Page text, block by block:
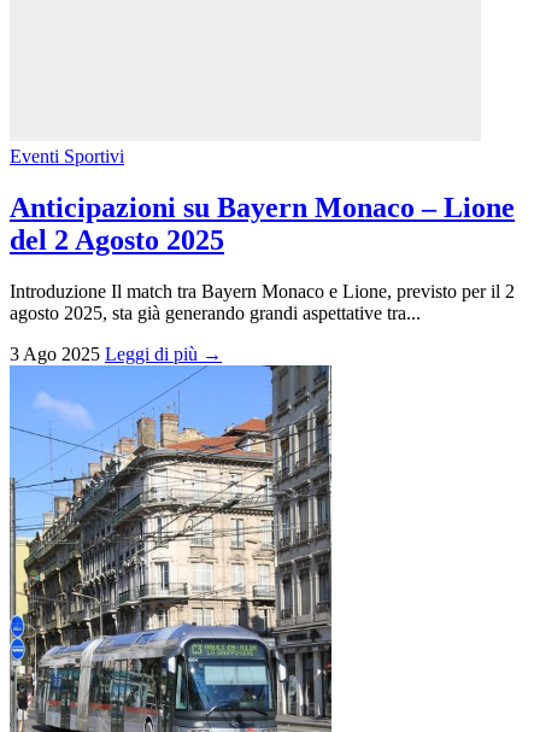
Eventi Sportivi
Anticipazioni su Bayern Monaco – Lione
del 2 Agosto 2025
Introduzione Il match tra Bayern Monaco e Lione, previsto per il 2
agosto 2025, sta già generando grandi aspettative tra...
3 Ago 2025 Leggi di più →